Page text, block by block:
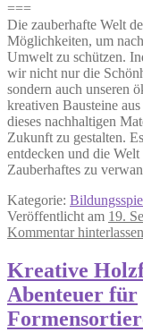
===
Die zauberhafte Welt
Möglichkeiten, um
Umwelt zu schützen.
wir nicht nur die
sondern auch unseren
kreativen Bausteine
dieses nachhaltigen
Zukunft zu gestalten.
entdecken und die
Zauberhaftes zu
Kategorie:
Veröffentlicht am 19.
Kommentar hinterlassen
Kreative
Abenteuer für